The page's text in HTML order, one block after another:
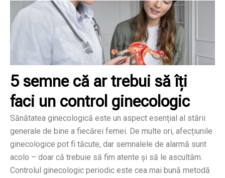
5 semne că ar trebui să îți
faci un control ginecologic
Sănătatea ginecologică este un aspect esențial al stării
generale de bine a fiecărei femei. De multe ori, afecțiunile
ginecologice pot fi tăcute, dar semnalele de alarmă sunt
acolo – doar că trebuie să fim atente și să le ascultăm.
Controlul ginecologic periodic este cea mai bună metodă